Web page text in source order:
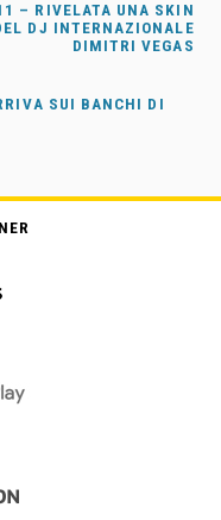
– RIVELATA UNA SKIN
DJ INTERNAZIONALE
DIMITRI VEGAS
SUI BANCHI DI